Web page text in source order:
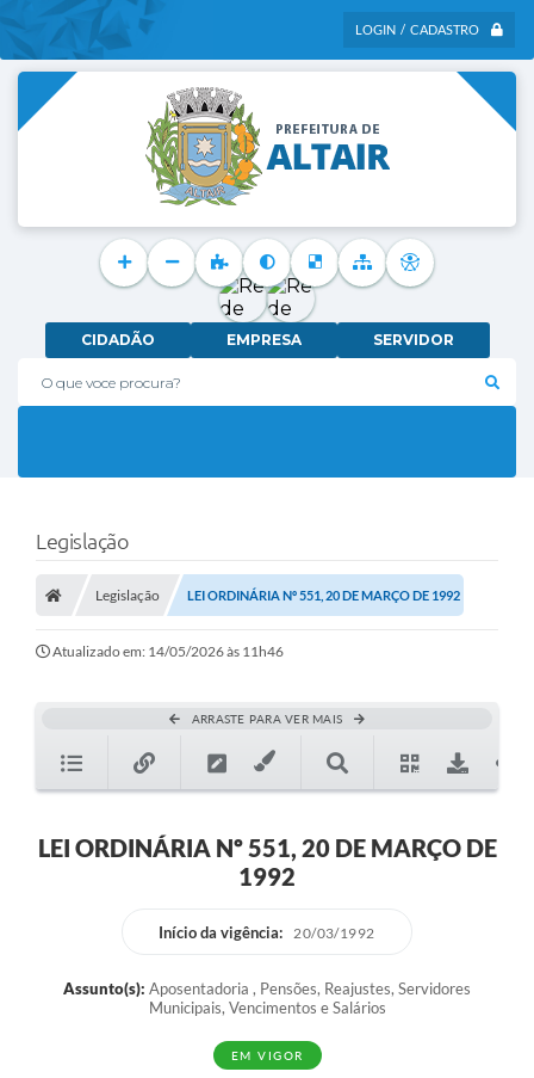
LOGIN / CADASTRO
O que voce procura?
CIDADÃO EMPRESA SERVIDOR
Legislação
Legislação LEI ORDINÁRIA Nº 551, 20 DE MARÇO DE 1992
Atualizado em: 14/05/2026 às 11h46
ARRASTE PARA VER MAIS
LEI ORDINÁRIA Nº 551, 20 DE MARÇO DE
1992
Início da vigência: 20/03/1992
Assunto(s): Aposentadoria , Pensões, Reajustes, Servidores
Municipais, Vencimentos e Salários
EM VIGOR